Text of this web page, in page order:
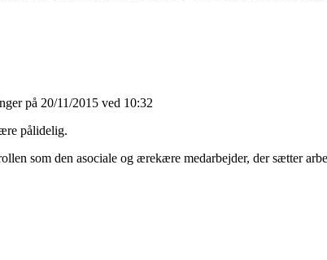
på 20/11/2015 ved 10:32
pålidelig.
som den asociale og ærekære medarbejder, der sætter